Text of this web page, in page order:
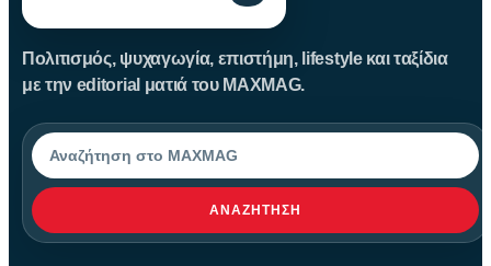
Πολιτισμός, ψυχαγωγία, επιστήμη, lifestyle και ταξίδια
με την editorial ματιά του MAXMAG.
Αναζήτηση
ΑΝΑΖΉΤΗΣΗ